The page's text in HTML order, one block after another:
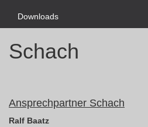
Downloads
Schach
Ansprechpartner Schach
Ralf Baatz